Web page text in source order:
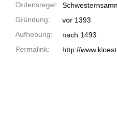
Ordensregel:
Gründung:
vor 1393
Aufhebung:
nach 1493
Permalink:
http://